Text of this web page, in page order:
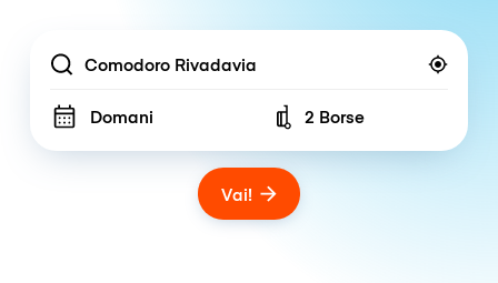
Location
Domani Number of bags
2 Borse
Vai!